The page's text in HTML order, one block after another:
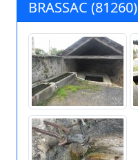
BRASSAC (81260)